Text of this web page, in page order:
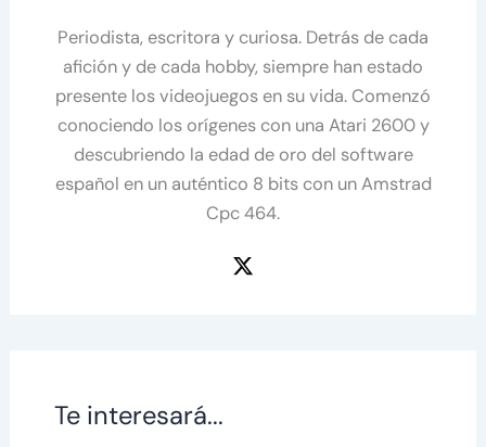
Periodista, escritora y curiosa. Detrás de cada
afición y de cada hobby, siempre han estado
presente los videojuegos en su vida. Comenzó
conociendo los orígenes con una Atari 2600 y
descubriendo la edad de oro del software
español en un auténtico 8 bits con un Amstrad
Cpc 464.
Te interesará...